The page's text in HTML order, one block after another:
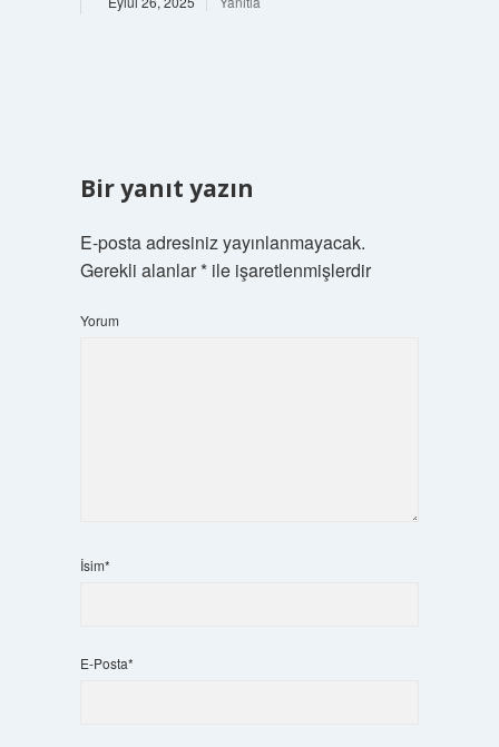
Bir yanıt yazın
E-posta adresiniz yayınlanmayacak.
Gerekli alanlar*ile işaretlenmişlerdir
Yorum
İsim*
E-Posta*